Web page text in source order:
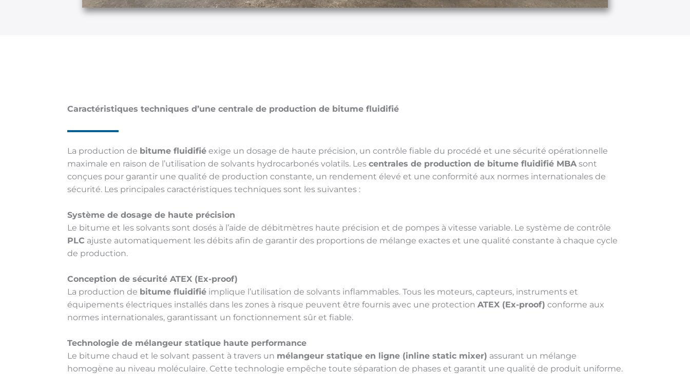
Caractéristiques techniques d’une centrale de production de bitume fluidifié
La production de bitume fluidifiéexige un dosage de haute précision, un contrôle fiable du procédé et une sécurité opérationnelle
maximale en raison de l’utilisation de solvants hydrocarbonés volatils. Les centrales de production de bitume fluidifié MBAsont
conçues pour garantir une qualité de production constante, un rendement élevé et une conformité aux normes internationales de
sécurité. Les principales caractéristiques techniques sont les suivantes :
Système de dosage de haute précision
Le bitume et les solvants sont dosés à l’aide de débitmètres haute précision et de pompes à vitesse variable. Le système de contrôle
PLC ajuste automatiquement les débits afin de garantir des proportions de mélange exactes et une qualité constante à chaque cycle
de production.
Conception de sécurité ATEX (Ex-proof)
La production de bitume fluidifiéimplique l’utilisation de solvants inflammables. Tous les moteurs, capteurs, instruments et
équipements électriques installés dans les zones à risque peuvent être fournis avec une protection ATEX (Ex-proof) conforme aux
normes internationales, garantissant un fonctionnement sûr et fiable.
Technologie de mélangeur statique haute performance
Le bitume chaud et le solvant passent à travers un mélangeur statique en ligne (inline static mixer) assurant un mélange
homogène au niveau moléculaire. Cette technologie empêche toute séparation de phases et garantit une qualité de produit uniforme.